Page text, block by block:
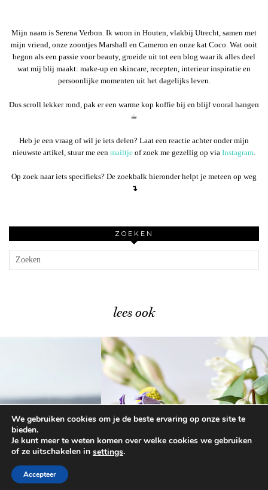
Mijn naam is Serena Verbon. Ik woon in Houten, vlakbij Utrecht, samen met
mijn vriend, onze zoontjes Marshall en Cameron en onze kat Coco. Wat ooit
begon als een passie voor beauty, groeide uit tot een blog waar ik alles deel
wat mij blij maakt: make-up en skincare, recepten, interieur inspiratie en
persoonlijke momenten uit het dagelijks leven.
Dus scroll lekker rond, pak er een warme kop koffie bij en blijf vooral hangen
☕︎
Heb je een vraag of wil je iets delen? Laat een reactie achter onder mijn
nieuwste artikel, stuur me een mailtje of zoek me gezellig op via Instagram.
Op zoek naar iets specifieks? De zoekbalk hieronder helpt je meteen op weg
↴
ZOEKEN
lees ook
Bloementips – zo gaan je …
We gebruiken cookies om je de beste ervaring op onze site te
bieden.
Je kunt meer te weten komen over welke cookies we gebruiken
of ze uitschakelen in settings.
Accepteer